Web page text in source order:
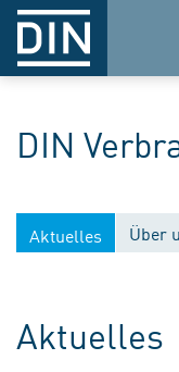
DIN
Aktuelles Über
Aktuelles